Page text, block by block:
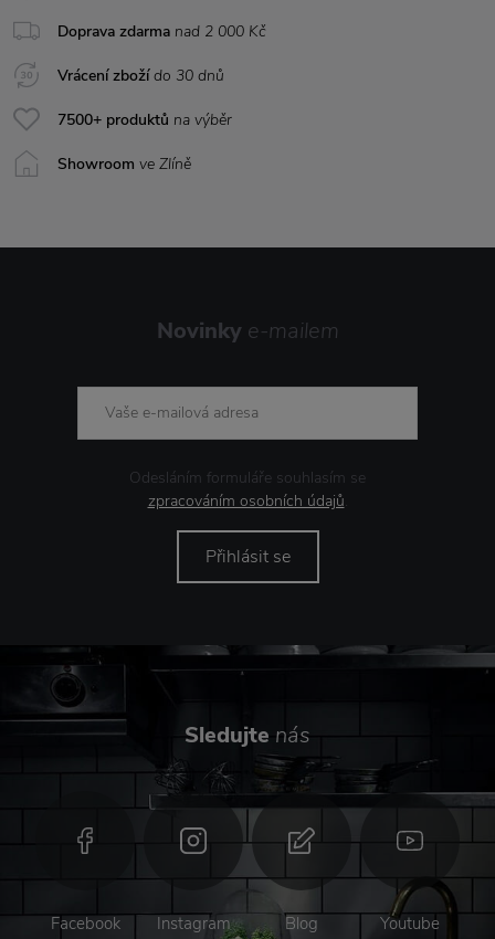
Doprava zdarma nad 2 000 Kč
Vrácení zbožído 30 dnů
7500+ produktů na výběr
Showroom ve Zlíně
Novinky e-mailem
Odesláním formuláře souhlasím se
zpracováním osobních údajů.
Přihlásit se
Sledujte nás
Facebook Instagram Blog Youtube